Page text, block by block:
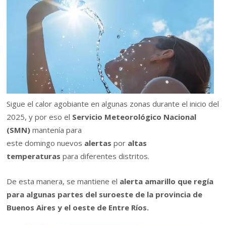
Sigue el calor agobiante en algunas zonas durante el inicio del
2025, y por eso el Servicio Meteorológico Nacional
(SMN) mantenía para
este domingo nuevos alertas por altas
temperaturas para diferentes distritos.
De esta manera, se mantiene el alerta amarillo que regía
para algunas partes del suroeste de la provincia de
Buenos Aires y el oeste de Entre Ríos.